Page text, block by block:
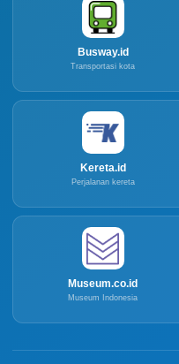
Busway.id
Transportasi kota
Kereta.id
Perjalanan kereta
Museum.co.id
Museum Indonesia